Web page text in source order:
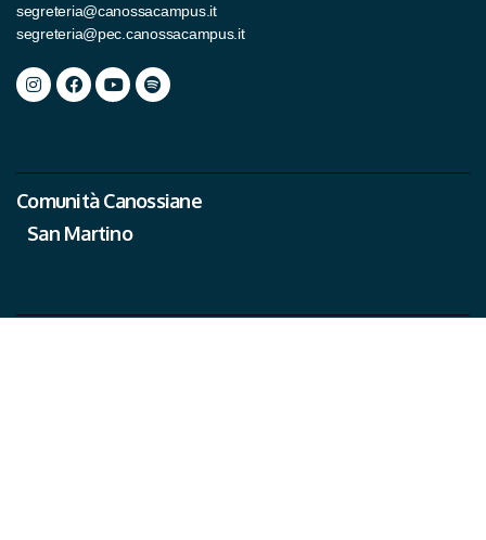
segreteria@canossacampus.it
segreteria@pec.canossacampus.it
Comunità Canossiane
San Martino